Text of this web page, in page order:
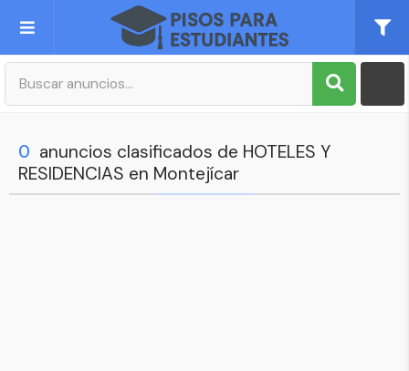
Publica tu Anuncio
Mi cuenta
0 anuncios clasificados de HOTELES Y
RESIDENCIAS en Montejícar